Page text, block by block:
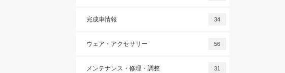
完成車情報 34
ウェア・アクセサリー 56
メンテナンス・修理・調整 31